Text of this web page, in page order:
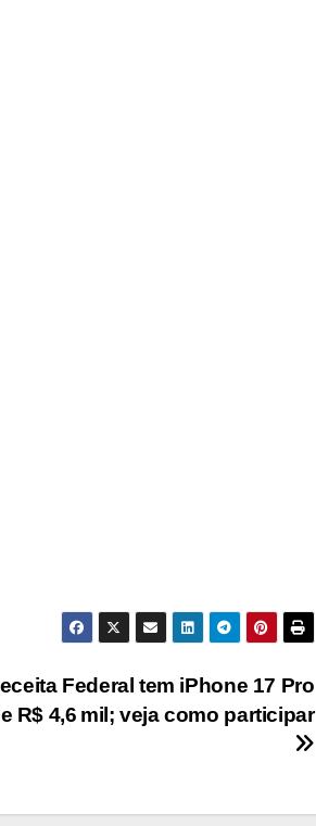
Federal tem iPhone 17 Pro
R$ 4,6 mil; veja como participar